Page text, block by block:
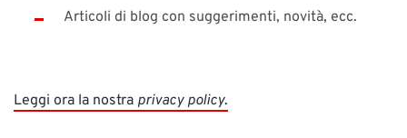
Articoli di blog con suggerimenti, novità, ecc.
Leggi ora la nostra privacy policy.